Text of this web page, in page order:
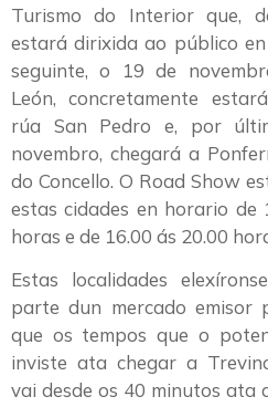
Turismo do Interior que,
estará dirixida ao público
seguinte, o 19 de
León, concretamente
rúa San Pedro e, por
novembro, chegará a
do Concello. O Road Show
estas cidades en horario de
horas e de 16.00 ás 20.00
Estas localidades
parte dun mercado emisor
que os tempos que o
inviste ata chegar a
vai desde os 40 minutos ata